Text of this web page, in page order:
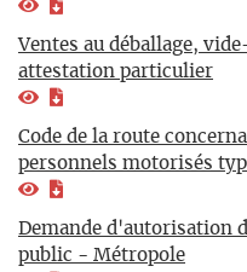
Ventes au déballage,
attestation particulier
Code de la route
personnels motorisés
Demande d'autorisation
public - Métropole